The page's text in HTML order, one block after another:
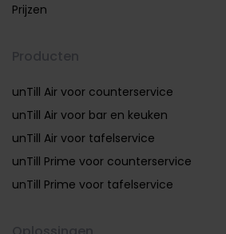
Prijzen
unTill Air voor counterservice
unTill Air voor bar en keuken
unTill Air voor tafelservice
unTill Prime voor counterservice
unTill Prime voor tafelservice